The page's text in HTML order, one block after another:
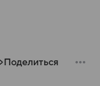
Поделиться